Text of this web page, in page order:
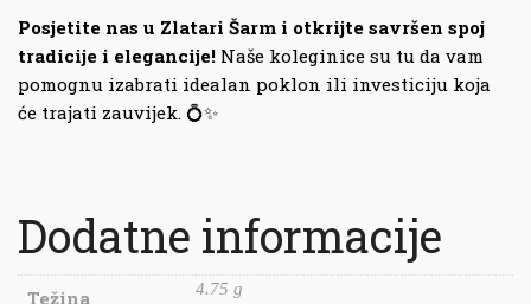
Posjetite nas u Zlatari Šarm i otkrijte savršen spoj
tradicije i elegancije! Naše koleginice su tu da vam
pomognu izabrati idealan poklon ili investiciju koja
će trajati zauvijek. 💍✨
Dodatne informacije
Težina 4.75 g